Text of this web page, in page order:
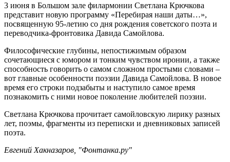
3 июня в Большом зале филармонии Светлана Крючкова
представит новую программу «Перебирая наши даты…»,
посвященную 95-летию со дня рождения советского поэта и
переводчика-фронтовика Давида Самойлова.
Философические глубины, непостижимым образом
сочетающиеся с юмором и тонким чувством иронии, а также
способность говорить о самом сложном простыми словами –
вот главные особенности поэзии Давида Самойлова. В новое
время его строки подзабыты и наступило самое время
познакомить с ними новое поколение любителей поэзии.
Светлана Крючкова прочитает самойловскую лирику разных
лет, поэмы, фрагменты из переписки и дневниковых записей
поэта.
Евгений Хакназаров, "Фонтанка.ру"